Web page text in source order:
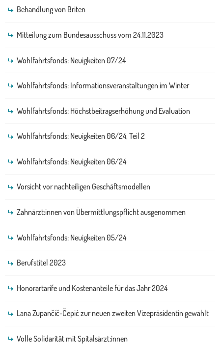
Behandlung von Briten
Mitteilung zum Bundesausschuss vom 24.11.2023
Wohlfahrtsfonds: Neuigkeiten 07/24
Wohlfahrtsfonds: Informationsveranstaltungen im Winter
Wohlfahrtsfonds: Höchstbeitragserhöhung und Evaluation
Wohlfahrtsfonds: Neuigkeiten 06/24, Teil 2
Wohlfahrtsfonds: Neuigkeiten 06/24
Vorsicht vor nachteiligen Geschäftsmodellen
Zahnärzt:innen von Übermittlungspflicht ausgenommen
Wohlfahrtsfonds: Neuigkeiten 05/24
Berufstitel 2023
Honorartarife und Kostenanteile für das Jahr 2024
Lana Zupančič-Čepić zur neuen zweiten Vizepräsidentin gewählt
Volle Solidarität mit Spitalsärzt:innen